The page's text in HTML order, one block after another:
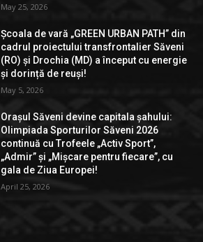
May 25, 2026
Școala de vară „GREEN URBAN PATH” din
cadrul proiectului transfrontalier Săveni
(RO) și Drochia (MD) a început cu energie
și dorință de reuși!
May 5, 2026
Orașul Săveni devine capitala șahului:
Olimpiada Sporturilor Săveni 2026
continuă cu Trofeele „Activ Sport”,
„Admir” și „Mișcare pentru fiecare”, cu
gala de Ziua Europei!
April 25, 2026